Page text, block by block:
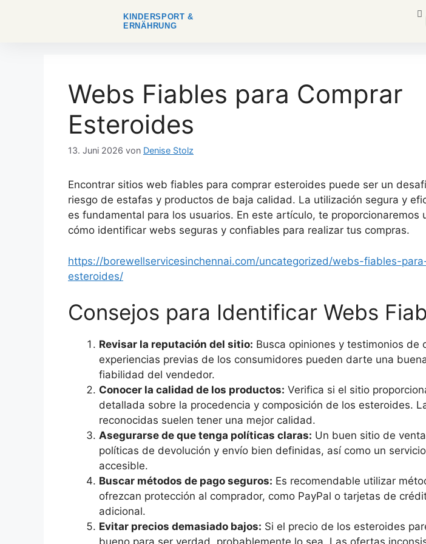
KINDERSPORT &
ERNÄHRUNG
Webs Fiables para Comprar
Esteroides
13. Juni 2026 von Denise Stolz
Encontrar sitios web fiables para comprar esteroides puede ser un
riesgo de estafas y productos de baja calidad. La utilización segura y
es fundamental para los usuarios. En este artículo, te proporcionaremos
cómo identificar webs seguras y confiables para realizar tus compras.
https://borewellservicesinchennai.com/uncategorized/webs-fiables-
esteroides/
Consejos para Identificar Webs
Revisar la reputación del sitio: Busca opiniones y testimonios de
experiencias previas de los consumidores pueden darte una
fiabilidad del vendedor.
Conocer la calidad de los productos: Verifica si el sitio
detallada sobre la procedencia y composición de los esteroides.
reconocidas suelen tener una mejor calidad.
Asegurarse de que tenga políticas claras: Un buen sitio de
políticas de devolución y envío bien definidas, así como un
accesible.
Buscar métodos de pago seguros: Es recomendable utilizar
ofrezcan protección al comprador, como PayPal o tarjetas de
adicional.
Evitar precios demasiado bajos: Si el precio de los esteroides